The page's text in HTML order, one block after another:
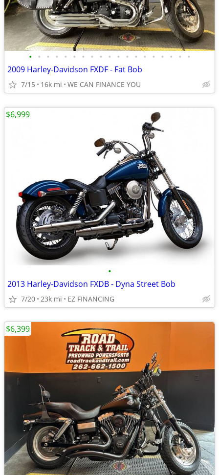
• • • • • • • • • • • • • • • • • • •
2009 Harley-Davidson FXDF - Fat Bob
7/15 16k mi WE CAN FINANCE YOU
•
2013 Harley-Davidson FXDB - Dyna Street Bob
7/20 23k mi EZ FINANCING
$6,999
$6,399